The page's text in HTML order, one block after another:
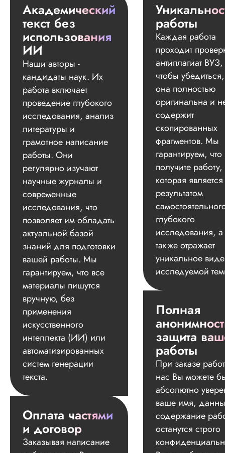
Академический
текст без
использования
ИИ
Наши авторы -
кандидаты наук. Их
работа включает
проведение глубокого
исследования, анализ
литературы и
грамотное написание
работы. Они
регулярно изучают
научные журналы и
современные
исследования, что
позволяет им обладать
актуальной базой
знаний для подготовки
вашей работы. Мы
гарантируем, что все
материалы пишутся
вручную, без
применения
искусственного
интеллекта (ИИ) или
автоматизированных
систем генерации
текста.
Оплата частями
и договор
Заказывая написание
работы
Каждая работа
проходит
антиплагиат ВУЗ,
чтобы
она полностью
оригинальна и
содержит
скопированных
фрагментов. Мы
гарантируем,
получите работу,
которая является
результатом
глубокого
исследования, а
также отражает
уникальное
исследуемой
Полная
защита
работы
При заказе
нас Вы можете
абсолютно
ваше имя,
содержание
останутся строго